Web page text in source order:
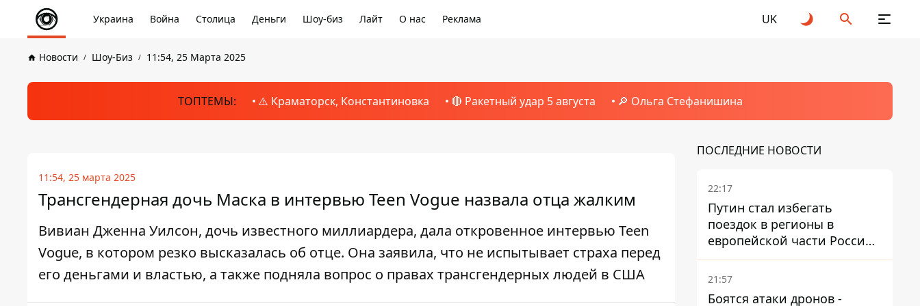
Украина Война Столица Деньги Шоу-биз Лайт О нас Реклама UK
Новости Шоу-Биз 11:54, 25 Марта 2025
ТОПТЕМЫ: ⚠️ Краматорск, Константиновка 🔴 Ракетный удар 5 августа 🔎 Ольга Стефанишина
11:54, 25 марта 2025
Трансгендерная дочь Маска в интервью Teen Vogue назвала отца жалким
Вивиан Дженна Уилсон, дочь известного миллиардера, дала откровенное интервью Teen
Vogue, в котором резко высказалась об отце. Она заявила, что не испытывает страха перед
его деньгами и властью, а также подняла вопрос о правах трансгендерных людей в США
ПОСЛЕДНИЕ НОВОСТИ
22:17
Путин стал избегать
поездок в регионы в
европейской части России,
куда регулярно долетают
дроны
21:57
Боятся атаки дронов -